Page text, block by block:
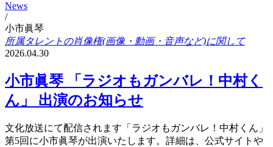
News
/
小市眞琴
所属タレントの肖像権(画像・動画・音声など)に関して
2026.04.30
小市眞琴 「ラジオもガンバレ！中村く
ん」 出演のお知らせ
文化放送にて配信されます「ラジオもガンバレ！中村くん」
第5回に小市眞琴が出演いたします。詳細は、公式サイトや